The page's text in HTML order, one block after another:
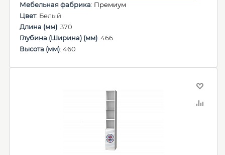
Мебельная фабрика: Премиум
Цвет: Белый
Длина (мм): 370
Глубина (Ширина) (мм): 466
Высота (мм): 460